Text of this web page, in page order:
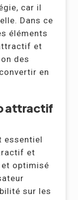
car il
Dans ce
éléments
et
des
en
attractif
essentiel
et
optimisé
sur les